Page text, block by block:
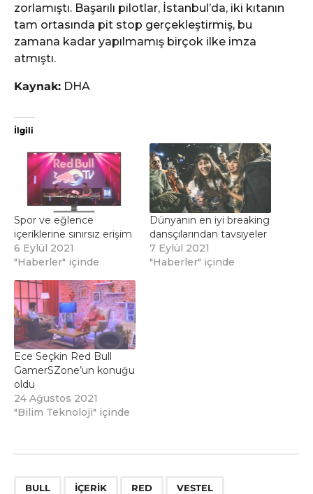
zorlamıştı. Başarılı pilotlar, İstanbul’da, iki kıtanın
tam ortasında pit stop gerçekleştirmiş, bu
zamana kadar yapılmamış birçok ilke imza
atmıştı.
Kaynak: DHA
İlgili
Spor ve eğlence
içeriklerine sınırsız erişim
6 Eylül 2021
"Haberler" içinde
Dünyanın en iyi breaking
dansçılarından tavsiyeler
7 Eylül 2021
"Haberler" içinde
Ece Seçkin Red Bull
GamerSZone’un konuğu
oldu
24 Ağustos 2021
"Bilim Teknoloji" içinde
BULL IÇERIK RED VESTEL